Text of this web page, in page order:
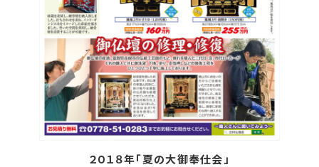
２０１８年「夏の大御奉仕会」